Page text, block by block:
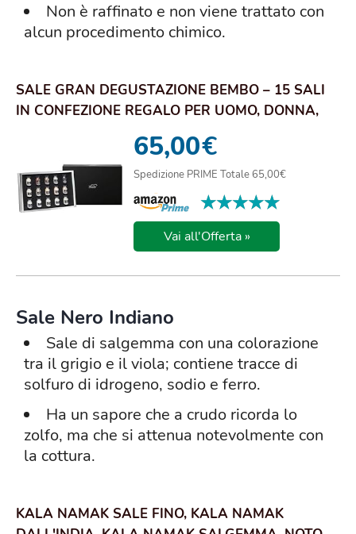
Non è raffinato e non viene trattato con
alcun procedimento chimico.
SALE GRAN DEGUSTAZIONE BEMBO – 15 SALI
IN CONFEZIONE REGALO PER UOMO, DONNA,
65,00€
Spedizione PRIME Totale 65,00€
★★★★★
★★★★★
Vai all'Offerta »
Sale Nero Indiano
Sale di salgemma con una colorazione
tra il grigio e il viola; contiene tracce di
solfuro di idrogeno, sodio e ferro.
Ha un sapore che a crudo ricorda lo
zolfo, ma che si attenua notevolmente con
la cottura.
KALA NAMAK SALE FINO, KALA NAMAK